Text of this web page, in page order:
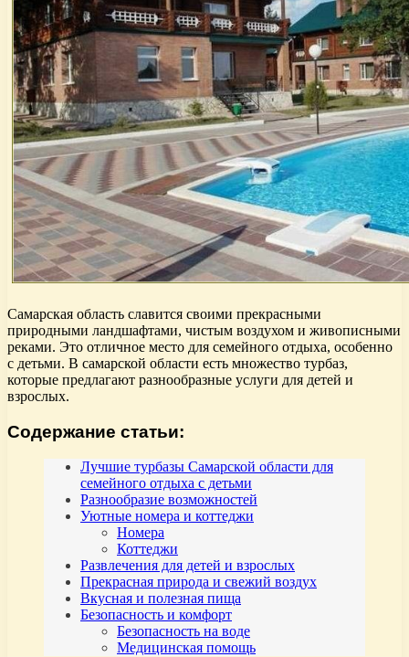
Самарская область славится своими прекрасными
природными ландшафтами, чистым воздухом и живописными
реками. Это отличное место для семейного отдыха, особенно
с детьми. В самарской области есть множество турбаз,
которые предлагают разнообразные услуги для детей и
взрослых.
Содержание статьи:
Лучшие турбазы Самарской области для
семейного отдыха с детьми
Разнообразие возможностей
Уютные номера и коттеджи
Номера
Коттеджи
Развлечения для детей и взрослых
Прекрасная природа и свежий воздух
Вкусная и полезная пища
Безопасность и комфорт
Безопасность на воде
Медицинская помощь